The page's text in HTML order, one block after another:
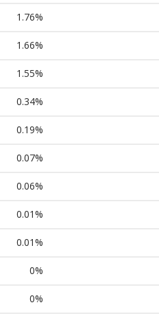
1.76%
1.66%
1.55%
0.34%
0.19%
0.07%
0.06%
0.01%
0.01%
0%
0%